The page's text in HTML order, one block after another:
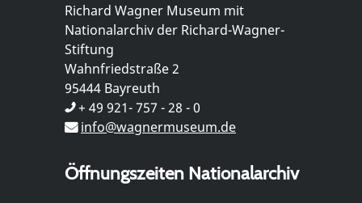
Richard Wagner Museum mit
Nationalarchiv der Richard-Wagner-
Stiftung
Wahnfriedstraße 2
95444 Bayreuth
+ 49 921- 757 - 28 - 0
info@wagnermuseum.de
Öffnungszeiten Nationalarchiv